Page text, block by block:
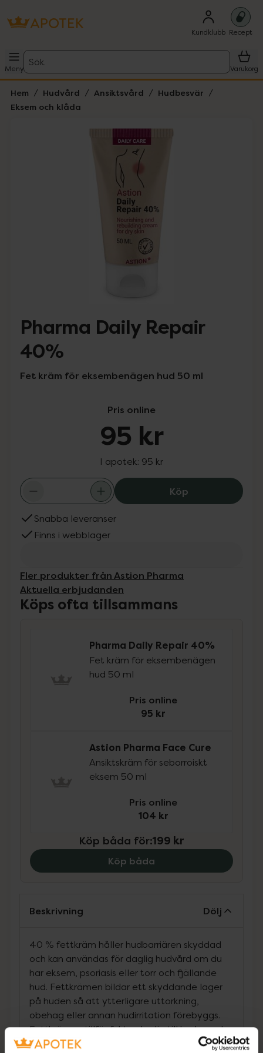
Kundklubb Recept
Meny
Sök
Varukorg
Hem Hudvård Ansiktsvård
Hudbesvär
Eksem och klåda
Lista: . Innehåller 1 objekt.
Pharma Daily Repair
40%
Fet kräm för eksembenägen hud 50 ml
Pris online
95 kr
I apotek: 95 kr
KöpPharma Daily
Snabba leveranser
Finns i webblager
Fler produkter från Astion Pharma
Aktuella erbjudanden
Köps ofta tillsammans
Pharma Daily Repair 40%
Fet kräm för eksembenägen
hud 50 ml
Pris online
95 kr
Astion Pharma Face Cure
Ansiktskräm för seborroiskt
eksem 50 ml
Pris online
104 kr
Köp båda för:199 kr
Köp båda
Beskrivning Dölj
40 % fettkräm håller hudbarriären skyddad
och kan användas för daglig hudvård om du
har eksem, psoriasis eller torr och fjällande
hud. Fettkrämen bildar ett skyddande lager
på huden så att ytterligare uttorkning,
obehag eller annan hudirritation förebyggs.
Fettkrämen tillför fukt och olja till huden och
verkar därför också lindrande på rodnad,